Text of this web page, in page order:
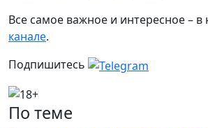
Все самое важное и интересное –
канале.
Подпишитесь
По теме